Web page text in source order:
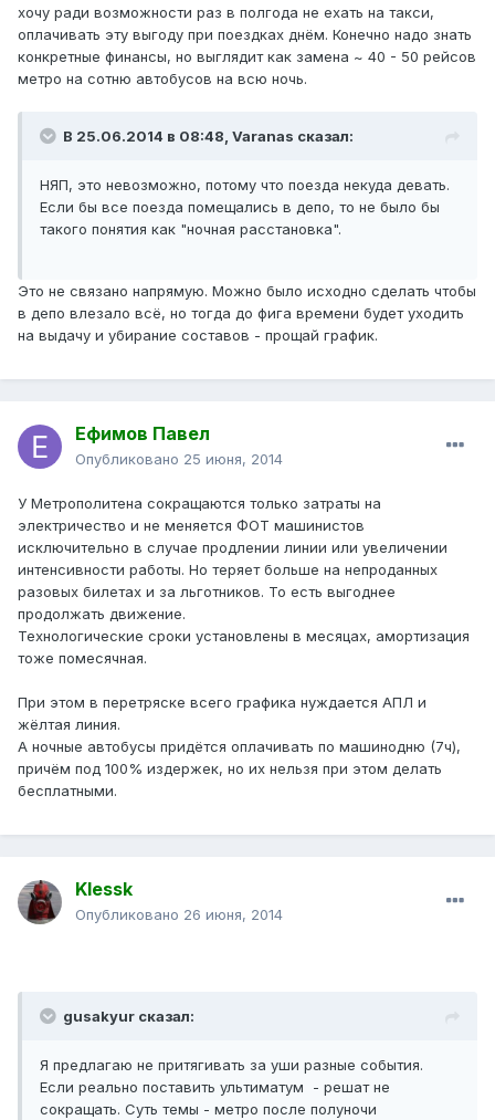
хочу ради возможности раз в полгода не ехать на такси,
оплачивать эту выгоду при поездках днём. Конечно надо знать
конкретные финансы, но выглядит как замена ~ 40 - 50 рейсов
метро на сотню автобусов на всю ночь.
В 25.06.2014 в 08:48, Varanas сказал:
НЯП, это невозможно, потому что поезда некуда девать.
Если бы все поезда помещались в депо, то не было бы
такого понятия как "ночная расстановка".
Это не связано напрямую. Можно было исходно сделать чтобы
в депо влезало всё, но тогда до фига времени будет уходить
на выдачу и убирание составов - прощай график.
Ефимов Павел
Опубликовано 25 июня, 2014
У Метрополитена сокращаются только затраты на
электричество и не меняется ФОТ машинистов
исключительно в случае продлении линии или увеличении
интенсивности работы. Но теряет больше на непроданных
разовых билетах и за льготников. То есть выгоднее
продолжать движение.
Технологические сроки установлены в месяцах, амортизация
тоже помесячная.
При этом в перетряске всего графика нуждается АПЛ и
жёлтая линия.
А ночные автобусы придётся оплачивать по машинодню (7ч),
причём под 100% издержек, но их нельзя при этом делать
бесплатными.
Klessk
Опубликовано 26 июня, 2014
gusakyur сказал:
Я предлагаю не притягивать за уши разные события.
Если реально поставить ультиматум - решат не
сокращать. Суть темы - метро после полуночи